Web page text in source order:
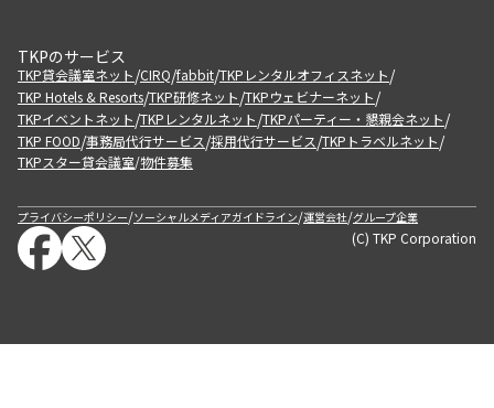
TKPのサービス
TKP貸会議室ネット/CIRQ/fabbit/TKPレンタルオフィスネット/
TKP Hotels & Resorts/TKP研修ネット/TKPウェビナーネット/
TKPイベントネット/TKPレンタルネット/TKPパーティー・懇親会ネット/
TKP FOOD/事務局代行サービス/採用代行サービス/TKPトラベルネット/
TKPスター貸会議室/物件募集
プライバシーポリシー/ソーシャルメディアガイドライン/運営会社/グループ企業
(C) TKP Corporation